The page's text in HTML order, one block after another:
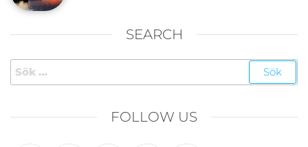
SEARCH
Sök
efter:
FOLLOW US